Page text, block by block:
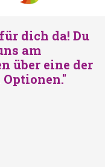
dich da! Du
am
über eine der